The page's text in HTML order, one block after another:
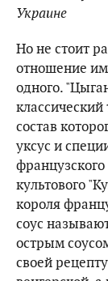
Украине
Но не стоит
отношение
одного.
состав
уксус и
культового
короля
соус
острым
своей